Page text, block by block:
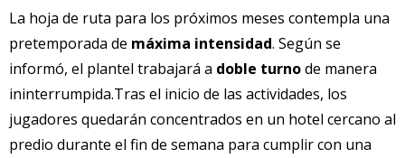
La hoja de ruta para los próximos meses contempla una
pretemporada de máxima intensidad. Según se
informó, el plantel trabajará a doble turnode manera
ininterrumpida.Tras el inicio de las actividades, los
jugadores quedarán concentrados en un hotel cercano al
predio durante el fin de semana para cumplir con una